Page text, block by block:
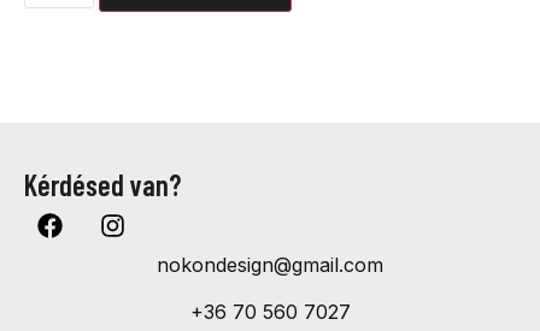
Kérdésed van?
nokondesign@gmail.com
+36 70 560 7027